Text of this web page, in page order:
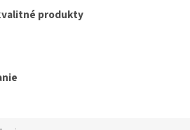
produkty